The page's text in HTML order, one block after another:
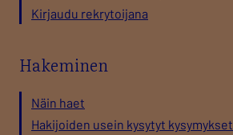
Kirjaudu rekrytoijana
Hakeminen
Näin haet
Hakijoiden usein kysytyt kysymykset